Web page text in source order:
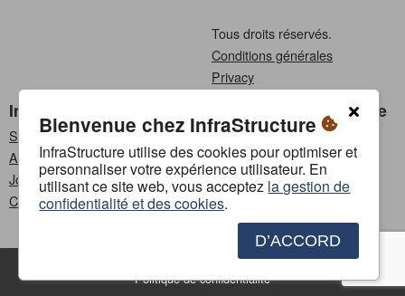
Tous droits réservés.
Conditions générales
Privacy
InfraStructure
S'abonner
Annoncer
Jobs
Contact
Choisissez une langue
Néerlandais
Français
Politique de confidentialité
Bienvenue chez InfraStructure
InfraStructure utilise des cookies pour optimiser et
personnaliser votre expérience utilisateur. En
utilisant ce site web, vous acceptez la gestion de
confidentialité et des cookies.
D’ACCORD